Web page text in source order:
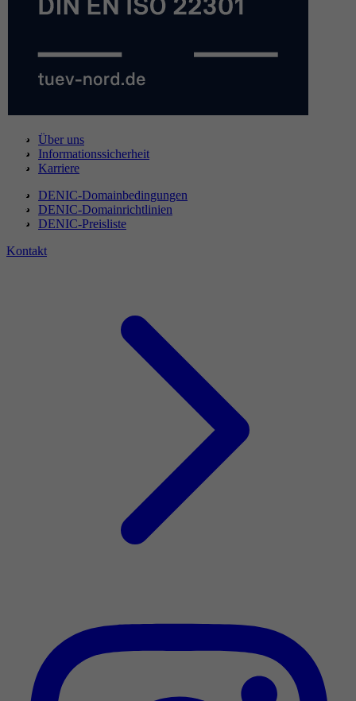
Über uns
Informationssicherheit
Karriere
DENIC-Domainbedingungen
DENIC-Domainrichtlinien
DENIC-Preisliste
Kontakt